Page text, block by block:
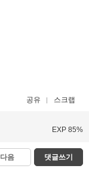
공유 스크랩
EXP 85%
다음 댓글쓰기